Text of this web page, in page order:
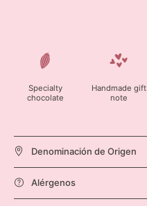
Specialty
chocolate
Handmade gift
note
Denominación de Origen
Alérgenos